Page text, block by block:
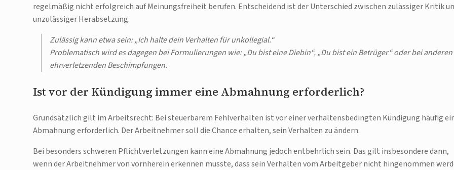
regelmäßig nicht erfolgreich auf Meinungsfreiheit berufen. Entscheidend ist der Unterschied zwischen zulässiger Kritik
unzulässiger Herabsetzung.
Zulässig kann etwa sein: „Ich halte dein Verhalten für unkollegial.“
Problematisch wird es dagegen bei Formulierungen wie: „Du bist eine Diebin“, „Du bist ein Betrüger“ oder bei anderen
ehrverletzenden Beschimpfungen.
Ist vor der Kündigung immer eine Abmahnung erforderlich?
Grundsätzlich gilt im Arbeitsrecht: Bei steuerbarem Fehlverhalten ist vor einer verhaltensbedingten Kündigung häufig
Abmahnung erforderlich. Der Arbeitnehmer soll die Chance erhalten, sein Verhalten zu ändern.
Bei besonders schweren Pflichtverletzungen kann eine Abmahnung jedoch entbehrlich sein. Das gilt insbesondere dann,
wenn der Arbeitnehmer von vornherein erkennen musste, dass sein Verhalten vom Arbeitgeber nicht hingenommen